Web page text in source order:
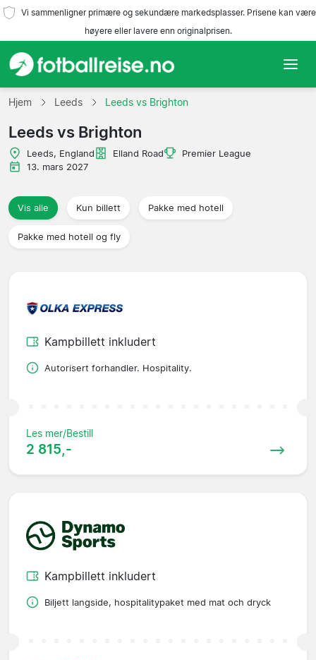
Vi sammenligner primære og sekundære markedsplasser. Prisene kan være
høyere eller lavere enn originalprisen.
Hjem
Lag
Ligaer
Reisebyråer
Hjem Leeds Leeds vs Brighton
Leeds vs Brighton
Leeds, England Elland Road
Premier League
13. mars 2027
Vis alle Kun billett Pakke med hotell
Pakke med hotell og fly
Kampbillett inkludert
Autorisert forhandler. Hospitality.
Les mer/Bestill
2 815,-
Kampbillett inkludert
Biljett langside, hospitalitypaket med mat och dryck